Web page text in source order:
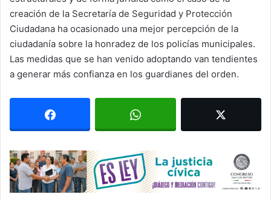
creación de la Secretaría de Seguridad y Protección
Ciudadana ha ocasionado una mejor percepción de la
ciudadanía sobre la honradez de los policías municipales.
Las medidas que se han venido adoptando van tendientes
a generar más confianza en los guardianes del orden.